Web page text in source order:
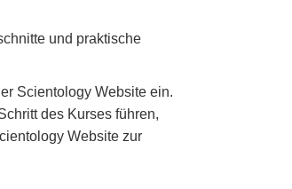
und praktische
Scientology Website ein.
des Kurses führen,
Website zur